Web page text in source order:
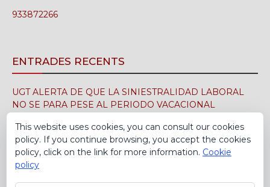
933872266
ENTRADES RECENTS
UGT ALERTA DE QUE LA SINIESTRALIDAD LABORAL
NO SE PARA PESE AL PERIODO VACACIONAL
UGT FICA FIRMA EN EL SIMA EL CONVENIO
COLECTIVO DE LA INDUSTRIA DEL CALZADO PARA EL
PERÍODO 2026-2029
30 de juliol de 2026
This website uses cookies, you can consult our cookies
policy. If you continue browsing, you accept the cookies
policy, click on the link for more information. Cookie
policy